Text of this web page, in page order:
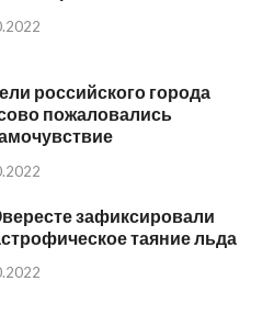
российского города
пожаловались
зафиксировали
таяние льда